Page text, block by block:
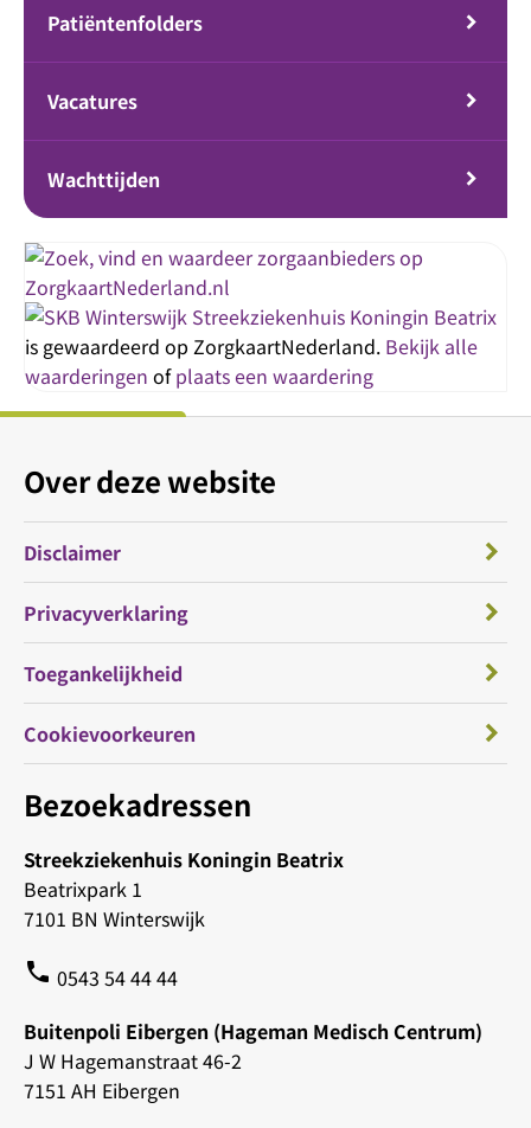
Patiëntenfolders
Vacatures
Wachttijden
Streekziekenhuis Koningin Beatrix
is gewaardeerd op ZorgkaartNederland. Bekijk alle
waarderingen ofplaats een waardering
Bezoekadressen
Streekziekenhuis Koningin Beatrix
Beatrixpark 1
7101 BN Winterswijk
phone 0543 54 44 44
Buitenpoli Eibergen (Hageman Medisch Centrum)
J W Hagemanstraat 46-2
7151 AH Eibergen
Over deze website
Disclaimer
Privacyverklaring
Toegankelijkheid
Cookievoorkeuren